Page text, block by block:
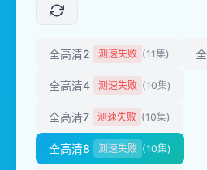
全高清2 测速失败 (11集)
全高清4 测速失败 (10集)
全高清7 测速失败 (10集)
全高清8 测速失败 (10集)